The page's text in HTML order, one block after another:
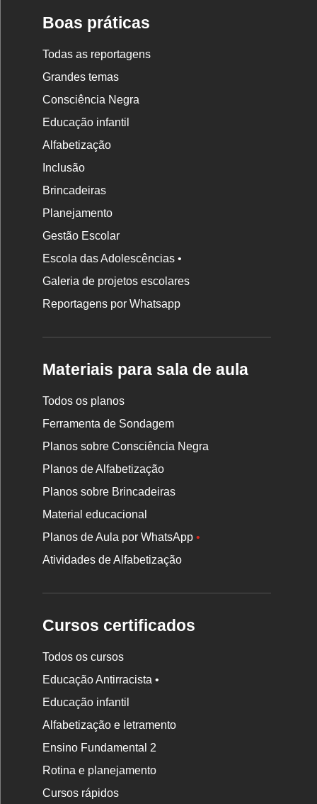
Boas práticas
Todas as reportagens
Grandes temas
Consciência Negra
Educação infantil
Alfabetização
Inclusão
Brincadeiras
Planejamento
Gestão Escolar
Escola das Adolescências •
Galeria de projetos escolares
Reportagens por Whatsapp
Materiais para sala de aula
Todos os planos
Ferramenta de Sondagem
Planos sobre Consciência Negra
Planos de Alfabetização
Planos sobre Brincadeiras
Material educacional
Planos de Aula por WhatsApp•
Atividades de Alfabetização
Cursos certificados
Todos os cursos
Educação Antirracista •
Educação infantil
Alfabetização e letramento
Ensino Fundamental 2
Rotina e planejamento
Cursos rápidos